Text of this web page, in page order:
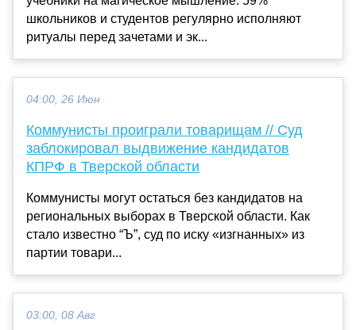
школьников и студентов регулярно исполняют
ритуалы перед зачетами и эк...
04:00, 26 Июн
Коммунисты проиграли товарищам // Суд
заблокировал выдвижение кандидатов
КПРФ в Тверской области
Коммунисты могут остаться без кандидатов на
региональных выборах в Тверской области. Как
стало известно “Ъ”, суд по иску «изгнанных» из
партии товари...
03:00, 08 Авг